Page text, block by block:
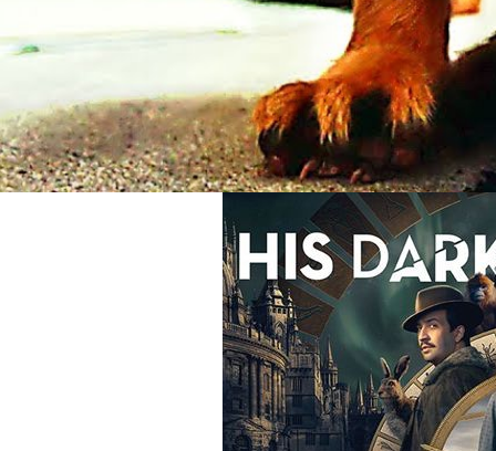
HIS DARK MATERIALS :